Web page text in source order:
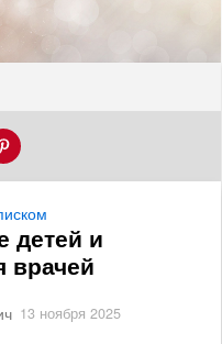
детей и
врачей
13 ноября 2025